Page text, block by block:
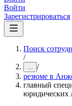
Войти
Зарегистрироваться
Поиск
/
... /
резюме в
главный
юридических